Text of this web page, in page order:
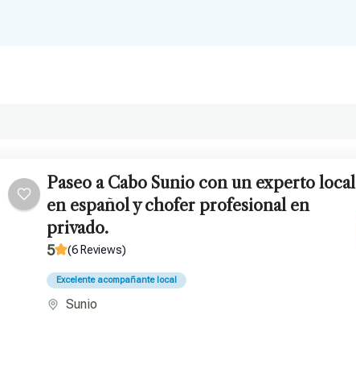
Paseo a Cabo Sunio con un experto local
en español y chofer profesional en
privado.
5 (6 Reviews)
Excelente acompañante local
Sunio